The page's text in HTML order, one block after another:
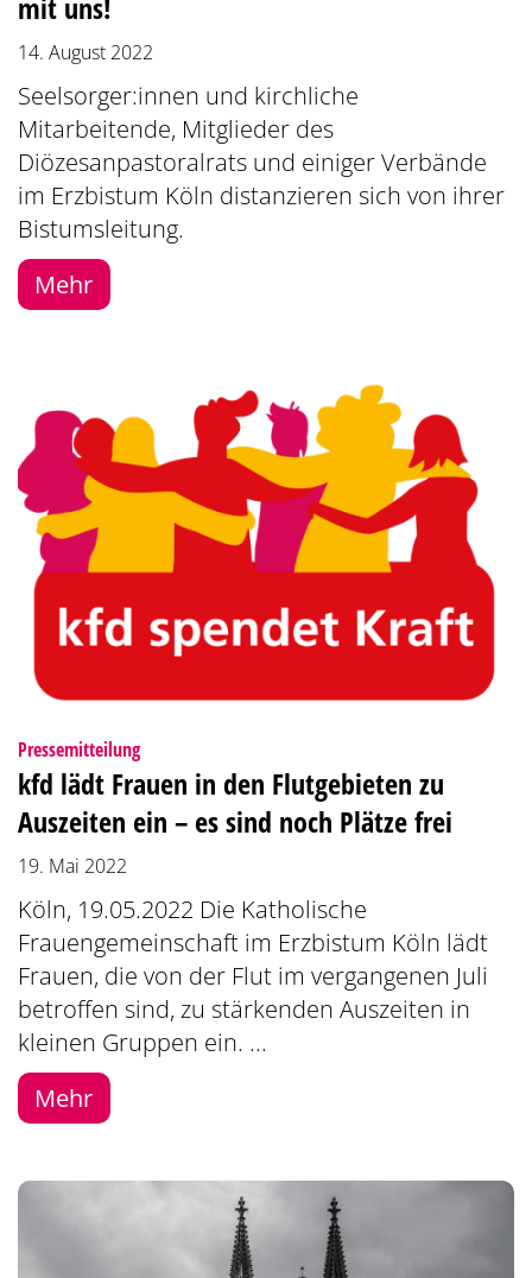
mit uns!
14. August 2022
Seelsorger:innen und kirchliche
Mitarbeitende, Mitglieder des
Diözesanpastoralrats und einiger Verbände
im Erzbistum Köln distanzieren sich von ihrer
Bistumsleitung.
Mehr
Pressemitteilung:
kfd lädt Frauen in den Flutgebieten zu
Auszeiten ein – es sind noch Plätze frei
19. Mai 2022
Köln, 19.05.2022 Die Katholische
Frauengemeinschaft im Erzbistum Köln lädt
Frauen, die von der Flut im vergangenen Juli
betroffen sind, zu stärkenden Auszeiten in
kleinen Gruppen ein. ...
Mehr